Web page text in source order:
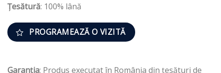
Țesătură: 100% lână
PROGRAMEAZĂ O VIZITĂ
Garanția: Produs executat în România din țesături de